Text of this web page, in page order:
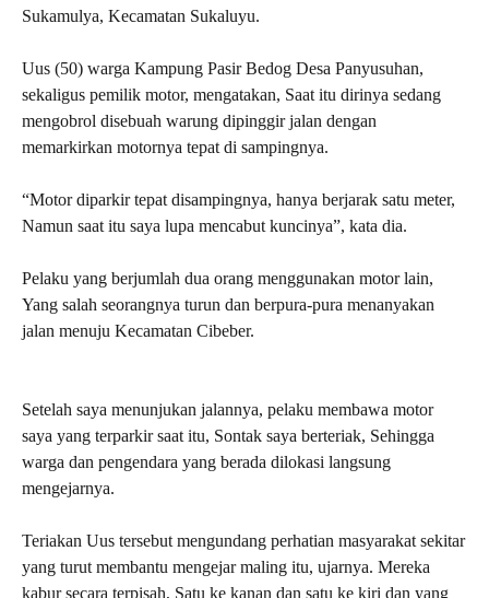
Sukamulya, Kecamatan Sukaluyu.
Uus (50) warga Kampung Pasir Bedog Desa Panyusuhan,
sekaligus pemilik motor, mengatakan, Saat itu dirinya sedang
mengobrol disebuah warung dipinggir jalan dengan
memarkirkan motornya tepat di sampingnya.
“Motor diparkir tepat disampingnya, hanya berjarak satu meter,
Namun saat itu saya lupa mencabut kuncinya”, kata dia.
Pelaku yang berjumlah dua orang menggunakan motor lain,
Yang salah seorangnya turun dan berpura-pura menanyakan
jalan menuju Kecamatan Cibeber.
Setelah saya menunjukan jalannya, pelaku membawa motor
saya yang terparkir saat itu, Sontak saya berteriak, Sehingga
warga dan pengendara yang berada dilokasi langsung
mengejarnya.
Teriakan Uus tersebut mengundang perhatian masyarakat sekitar
yang turut membantu mengejar maling itu, ujarnya. Mereka
kabur secara terpisah, Satu ke kanan dan satu ke kiri dan yang